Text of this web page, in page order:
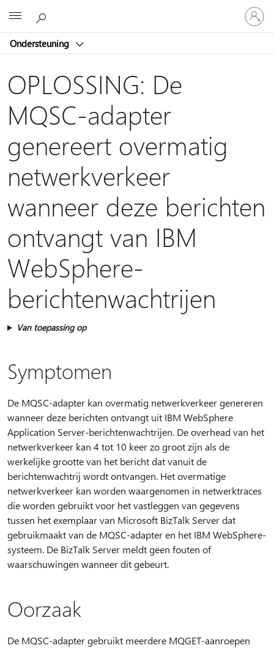
Ondersteuning
Meld
je
aan
je
OPLOSSING: De
MQSC-adapter
genereert overmatig
netwerkverkeer
wanneer deze berichten
ontvangt van IBM
WebSphere-
berichtenwachtrijen
Van toepassing op
Symptomen
De MQSC-adapter kan overmatig netwerkverkeer genereren
wanneer deze berichten ontvangt uit IBM WebSphere
Application Server-berichtenwachtrijen. De overhead van het
netwerkverkeer kan 4 tot 10 keer zo groot zijn als de
werkelijke grootte van het bericht dat vanuit de
berichtenwachtrij wordt ontvangen. Het overmatige
netwerkverkeer kan worden waargenomen in netwerktraces
die worden gebruikt voor het vastleggen van gegevens
tussen het exemplaar van Microsoft BizTalk Server dat
gebruikmaakt van de MQSC-adapter en het IBM WebSphere-
systeem. De BizTalk Server meldt geen fouten of
waarschuwingen wanneer dit gebeurt.
Oorzaak
De MQSC-adapter gebruikt meerdere MQGET-aanroepen